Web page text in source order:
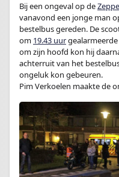
Bij een ongeval op de
vanavond een jonge man
bestelbus gereden. De
om 19.43 uur
om zijn hoofd kon hij
achterruit van het
ongeluk kon gebeuren.
Pim Verkoelen maakte de